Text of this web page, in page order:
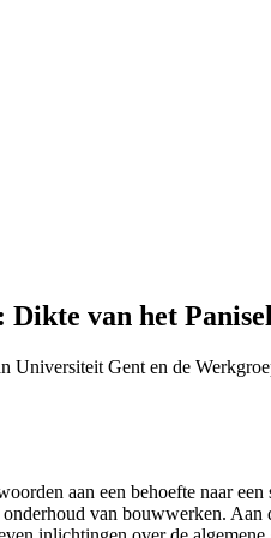
van het
Gent en de
aan een behoefte naar
van bouwwerken. Aan